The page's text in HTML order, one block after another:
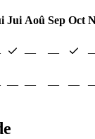
Jui Aoû Sep Oct
— —
— — — —